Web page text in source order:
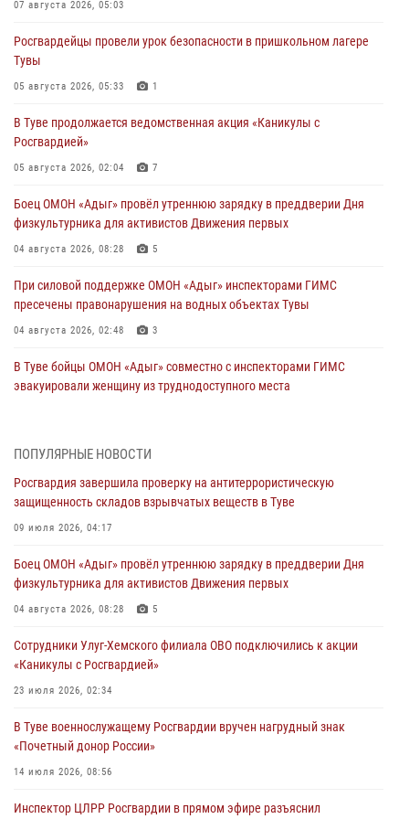
07 августа 2026, 05:03
Росгвардейцы провели урок безопасности в пришкольном лагере
Тувы
05 августа 2026, 05:33 1
В Туве продолжается ведомственная акция «Каникулы с
Росгвардией»
05 августа 2026, 02:04 7
Боец ОМОН «Адыг» провёл утреннюю зарядку в преддверии Дня
физкультурника для активистов Движения первых
04 августа 2026, 08:28 5
При силовой поддержке ОМОН «Адыг» инспекторами ГИМС
пресечены правонарушения на водных объектах Тувы
04 августа 2026, 02:48 3
В Туве бойцы ОМОН «Адыг» совместно с инспекторами ГИМС
эвакуировали женщину из труднодоступного места
Росгвардия проверила организацию отдыха детей в детских
31 июля 2026, 03:49
Сотрудники вневедомственной охраны приняли участие в акции
29 июля 2026, 09:41
26 сигналов «Тревога» с автотранспортов отработали экипажи
29 июля 2026, 08:37
В Туве офицер Росгвардии подвела итоги юбилейного личного
28 июля 2026, 07:48
ПОПУЛЯРНЫЕ НОВОСТИ
Росгвардия завершила проверку на антитеррористическую
защищенность складов взрывчатых веществ в Туве
09 июля 2026, 04:17
Боец ОМОН «Адыг» провёл утреннюю зарядку в преддверии Дня
физкультурника для активистов Движения первых
04 августа 2026, 08:28 5
Сотрудники Улуг-Хемского филиала ОВО подключились к акции
«Каникулы с Росгвардией»
23 июля 2026, 02:34
В Туве военнослужащему Росгвардии вручен нагрудный знак
«Почетный донор России»
14 июля 2026, 08:56
Инспектор ЦЛРР Росгвардии в прямом эфире разъяснил